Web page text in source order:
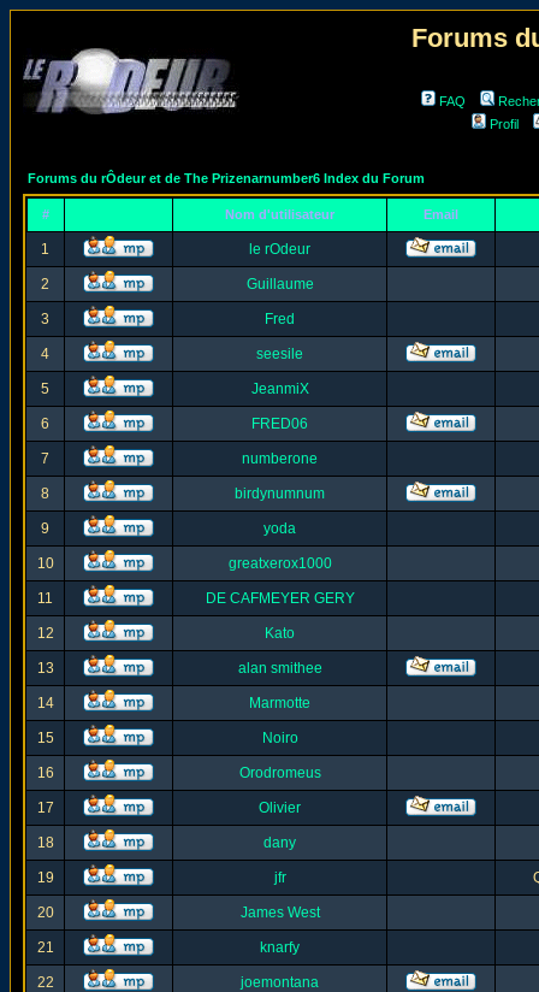
Forums
FAQ
Profil
Forums du rÔdeur et de The Prizenarnumber6 Index du Forum
# Nom d'utilisateur Email
1 le rOdeur
2 Guillaume
3 Fred
4 seesile
5 JeanmiX
6 FRED06
7 numberone
8 birdynumnum
9 yoda
10 greatxerox1000
11 DE CAFMEYER GERY
12 Kato
13 alan smithee
14 Marmotte
15 Noiro
16 Orodromeus
17 Olivier
18 dany
19 jfr
20 James West
21 knarfy
22 joemontana